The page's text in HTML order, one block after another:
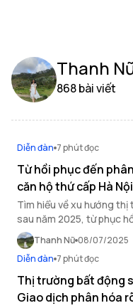
Thanh
868 bài viết
Diễn đàn 7 phút đọc
Từ hồi phục đến
căn hộ thứ cấp Hà
Tìm hiểu về xu hướng thị
sau năm 2025, từ phục
hội cho nhà đầu tư và
Thanh Nữ 08/07/2025
Diễn đàn 7 phút đọc
Thị trường bất động
Giao dịch phân hóa